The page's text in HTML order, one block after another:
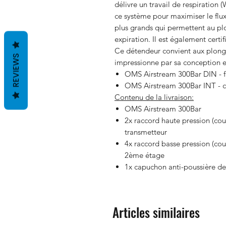
délivre un travail de respiration
ce système pour maximiser le
plus grands qui permettent au
expiration. Il est également
Ce détendeur convient aux
impressionne par sa conception
OMS Airstream 300Bar DIN -
OMS Airstream 300Bar INT -
Contenu de la livraison:
OMS Airstream 300Bar
2x raccord haute pression
transmetteur
4x raccord basse pression
2ème étage
1x capuchon anti-poussière
Articles similaires
REVIEWS